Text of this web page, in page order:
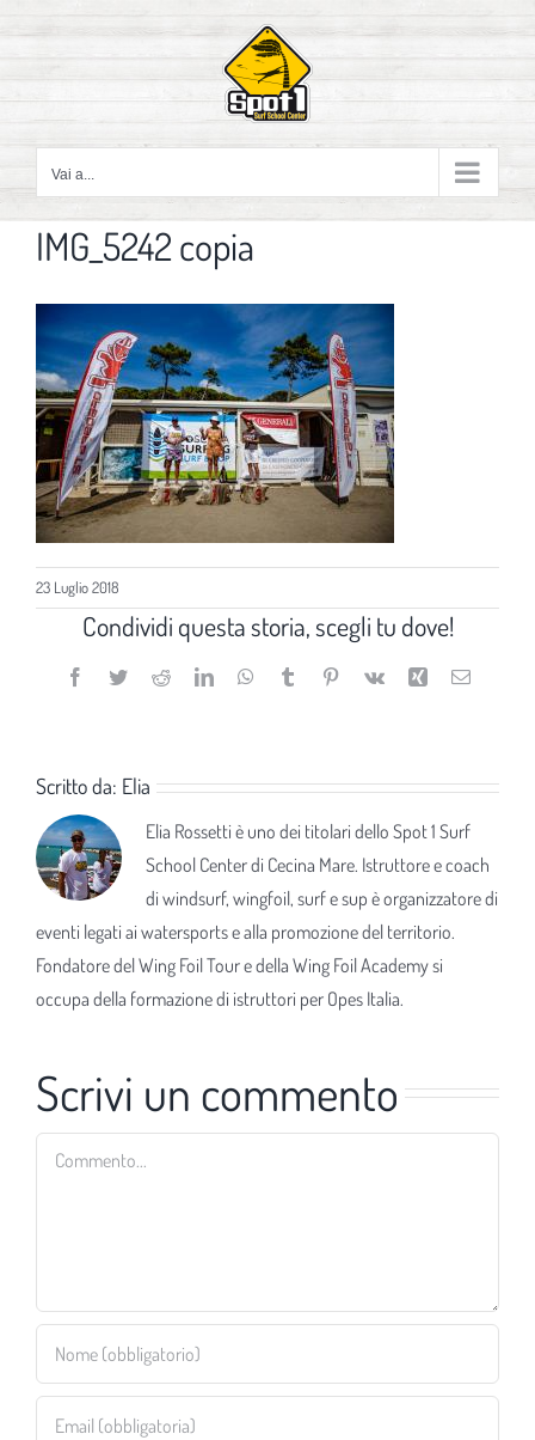
contenuto
Vai a...
IMG_5242 copia
23 Luglio 2018
Condividi questa storia, scegli tu dove!
Facebook
TwitterRedditLinkedInWhatsApp
TumblrPinterest
Vk Xing Email
Scritto da: Elia
Elia Rossetti è uno dei titolari dello Spot 1 Surf
School Center di Cecina Mare. Istruttore e coach
di windsurf, wingfoil, surf e sup è organizzatore di
eventi legati ai watersports e alla promozione del territorio.
Fondatore del Wing Foil Tour e della Wing Foil Academy si
occupa della formazione di istruttori per Opes Italia.
Scrivi un commento
Commento